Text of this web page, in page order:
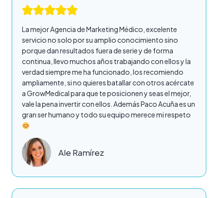
La mejor Agencia de Marketing Médico, excelente
servicio no solo por su amplio conocimiento sino
porque dan resultados fuera de serie y de forma
continua, llevo muchos años trabajando con ellos y la
verdad siempre me ha funcionado, los recomiendo
ampliamente, si no quieres batallar con otros acércate
a GrowMedical para que te posicionen y seas el mejor,
vale la pena invertir con ellos. Además Paco Acuña es un
gran ser humano y todo su equipo merece mi respeto
Ale Ramírez